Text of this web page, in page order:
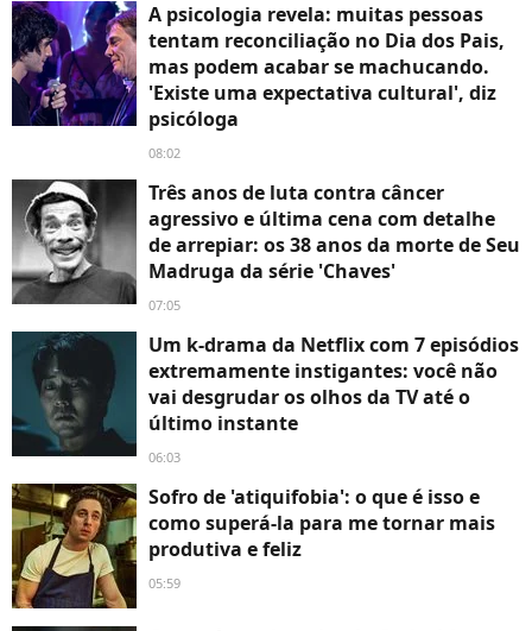
A psicologia revela: muitas pessoas
tentam reconciliação no Dia dos Pais,
mas podem acabar se machucando.
'Existe uma expectativa cultural', diz
psicóloga
08:02
Três anos de luta contra câncer
agressivo e última cena com detalhe
de arrepiar: os 38 anos da morte de Seu
Madruga da série 'Chaves'
07:05
Um k-drama da Netflix com 7 episódios
extremamente instigantes: você não
vai desgrudar os olhos da TV até o
último instante
06:03
Sofro de 'atiquifobia': o que é isso e
como superá-la para me tornar mais
produtiva e feliz
05:59